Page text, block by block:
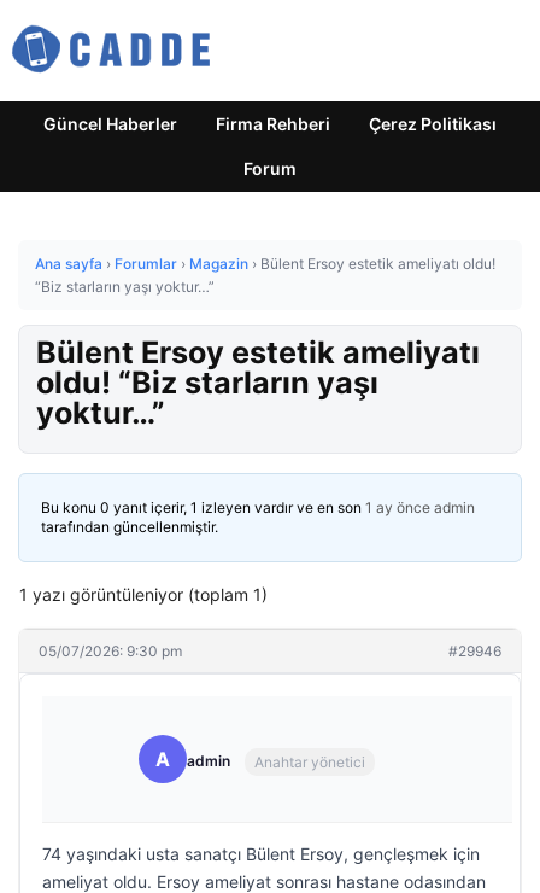
Güncel Haberler Firma Rehberi Çerez Politikası
Forum
Ana sayfa › Forumlar › Magazin › Bülent Ersoy estetik ameliyatı oldu!
“Biz starların yaşı yoktur…”
Bülent Ersoy estetik ameliyatı
oldu! “Biz starların yaşı
yoktur…”
Bu konu 0 yanıt içerir, 1 izleyen vardır ve en son 1 ay önce admin
tarafından güncellenmiştir.
1 yazı görüntüleniyor (toplam 1)
05/07/2026: 9:30 pm #29946
A admin Anahtar yönetici
74 yaşındaki usta sanatçı Bülent Ersoy, gençleşmek için
ameliyat oldu. Ersoy ameliyat sonrası hastane odasından